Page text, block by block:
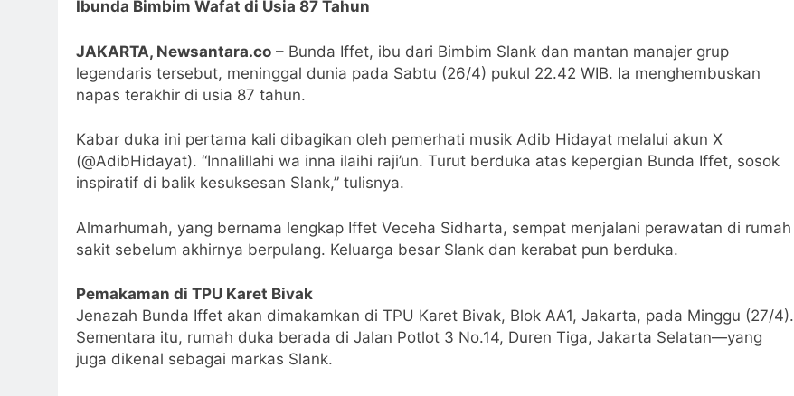
Ibunda Bimbim Wafat di Usia 87 Tahun
JAKARTA, Newsantara.co – Bunda Iffet, ibu dari Bimbim Slank dan mantan manajer grup
legendaris tersebut, meninggal dunia pada Sabtu (26/4) pukul 22.42 WIB. Ia menghembuskan
napas terakhir di usia 87 tahun.
Kabar duka ini pertama kali dibagikan oleh pemerhati musik Adib Hidayat melalui akun X
(@AdibHidayat). “Innalillahi wa inna ilaihi raji’un. Turut berduka atas kepergian Bunda Iffet, sosok
inspiratif di balik kesuksesan Slank,” tulisnya.
Almarhumah, yang bernama lengkap Iffet Veceha Sidharta, sempat menjalani perawatan di rumah
sakit sebelum akhirnya berpulang. Keluarga besar Slank dan kerabat pun berduka.
Pemakaman di TPU Karet Bivak
Jenazah Bunda Iffet akan dimakamkan di TPU Karet Bivak, Blok AA1, Jakarta, pada Minggu (27/4).
Sementara itu, rumah duka berada di Jalan Potlot 3 No.14, Duren Tiga, Jakarta Selatan—yang
juga dikenal sebagai markas Slank.